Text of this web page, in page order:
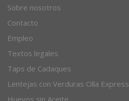
Sobre nosotros
Contacto
Empleo
Textos legales
Taps de Cadaques
Lentejas con Verduras Olla Express
Huevos sin Aceite